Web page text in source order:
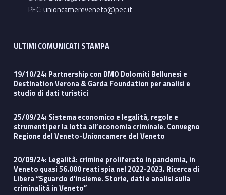
PEC:unioncamereveneto@pec.it
ULTIMI COMUNICATI STAMPA
19/10/24: Partnership con DMO Dolomiti Bellunesi e
Destination Verona & Garda Foundation per analisi e
studio di dati turistici
25/09/24: Sistema economico e legalità, regole e
strumenti per la lotta all’economia criminale. Convegno
Regione del Veneto-Unioncamere del Veneto
20/09/24: Legalità: crimine proliferato in pandemia, in
Veneto quasi 56.000 reati spia nel 2022-2023. Ricerca di
Libera “Sguardo d’insieme. Storie, dati e analisi sulla
criminalità in Veneto”